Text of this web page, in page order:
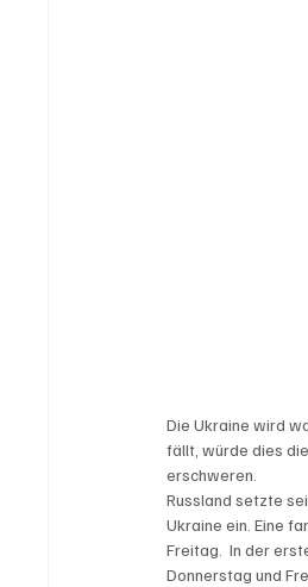
Die Ukraine wird
fällt, würde dies
erschweren.
Russland setzte
Ukraine ein. Eine
Freitag.  In der
Donnerstag und